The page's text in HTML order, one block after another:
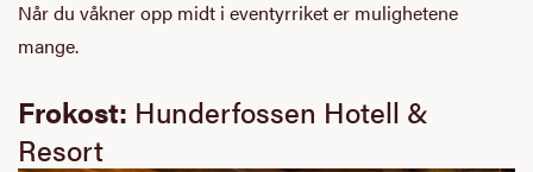
Når du våkner opp midt i eventyrriket er mulighetene
mange.
Frokost: Hunderfossen Hotell &
Resort